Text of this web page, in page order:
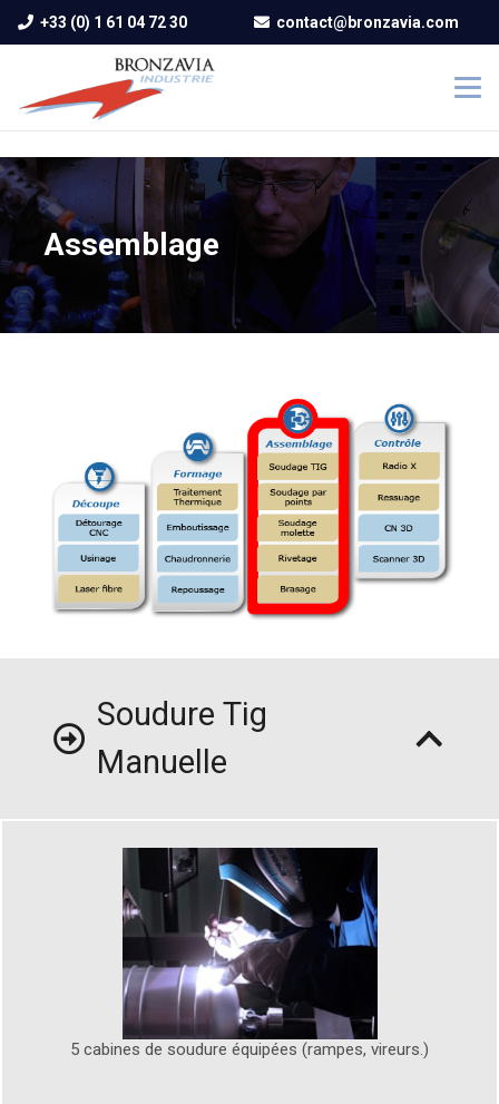
+33 (0) 1 61 04 72 30 contact@bronzavia.com
Assemblage
Soudure Tig
Manuelle
5 cabines de soudure équipées (rampes, vireurs.)